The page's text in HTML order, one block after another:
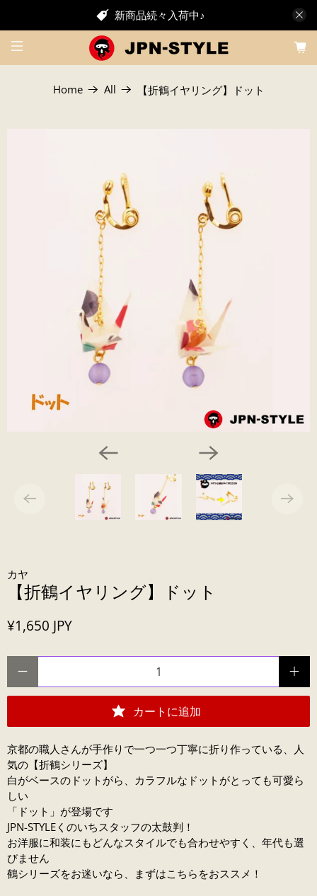
新商品続々入荷中♪
Home All 【折鶴イヤリング】ドット
カヤ
【折鶴イヤリング】ドット
¥1,650 JPY
カートに追加
京都の職人さんが手作りで一つ一つ丁寧に折り作っている、人
気の【折鶴シリーズ】
白がベースのドットがら、カラフルなドットがとっても可愛ら
しい
「ドット」が登場です
JPN-STYLEくのいちスタッフの太鼓判！
お洋服に和装にもどんなスタイルでも合わせやすく、年代も選
びません
鶴シリーズをお迷いなら、まずはこちらをおススメ！